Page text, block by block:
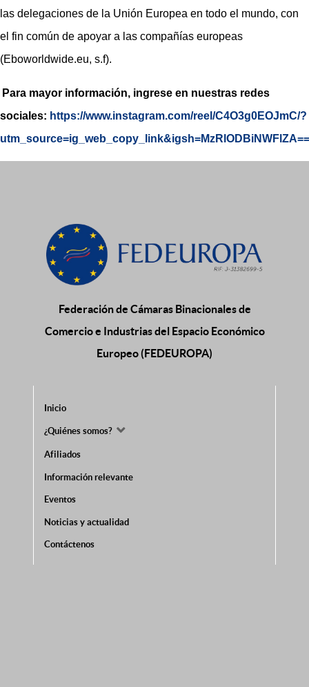
las delegaciones de la Unión Europea en todo el mundo, con
el fin común de apoyar a las compañías europeas
(Eboworldwide.eu, s.f).
Para mayor información, ingrese en nuestras redes
sociales: https://www.instagram.com/reel/C4O3g0EOJmC/?
utm_source=ig_web_copy_link&igsh=MzRlODBiNWFlZA==
Federación de Cámaras Binacionales de
Comercio e Industrias del Espacio Económico
Europeo (FEDEUROPA)
Inicio
¿Quiénes somos?
Afiliados
Información relevante
Eventos
Noticias y actualidad
Contáctenos